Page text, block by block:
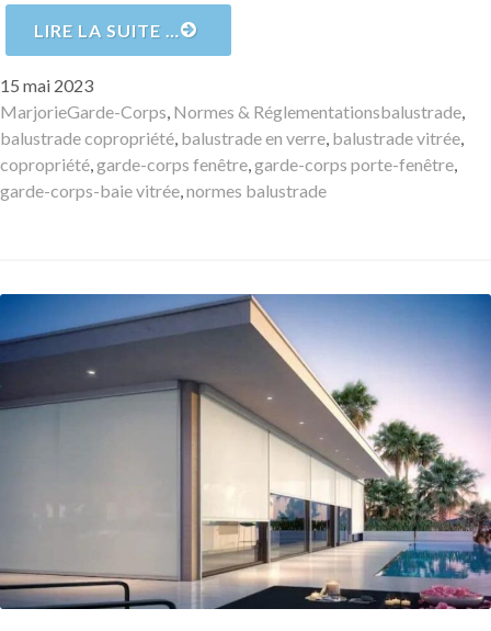
LIRE LA SUITE …
Publié
le
15 mai 2023
Auteur
MarjorieCatégories
Garde-Corps, Normes & RéglementationsMots-
clés
balustrade,
balustrade copropriété, balustrade en verre, balustrade vitrée,
copropriété,garde-corps fenêtre,garde-corps porte-fenêtre,
garde-corps-baie vitrée,normes balustrade